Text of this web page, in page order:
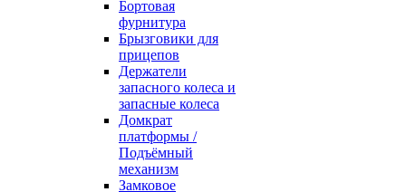
Бортовая
фурнитура
Брызговики для
прицепов
Держатели
запасного колеса и
запасные колеса
Домкрат
платформы /
Подъёмный
механизм
Замковое